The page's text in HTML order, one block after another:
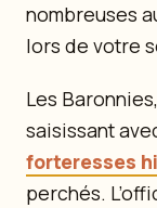
nombreuses
lors de votre
Les
saisissant
forteresses
perchés.